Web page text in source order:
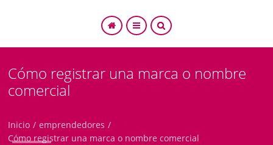
SEARCH
Cómo registrar una marca o nombre
comercial
Inicio / emprendedores /
Cómo registrar una marca o nombre comercial